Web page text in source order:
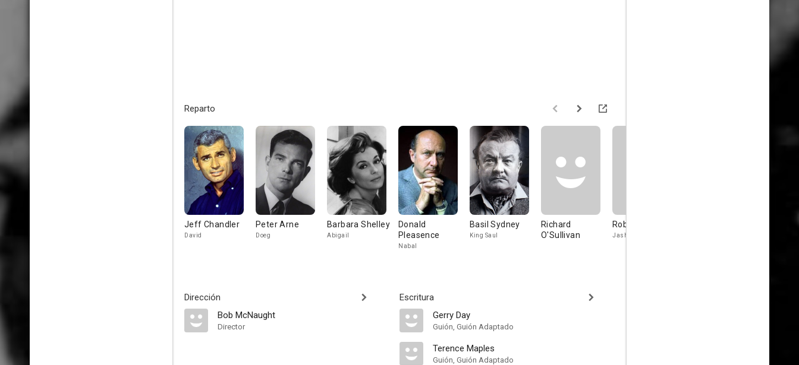
Reparto
Jeff Chandler
David
Peter Arne
Doeg
Barbara Shelley
Abigail
Donald
Pleasence
Nabal
Basil Sydney
King Saul
Richard
O'Sullivan
Robert Brown
Jashobeam
David
Dirección
Bob McNaught
Director
Escritura
Gerry Day
Guión, Guión Adaptado
Terence Maples
Guión, Guión Adaptado